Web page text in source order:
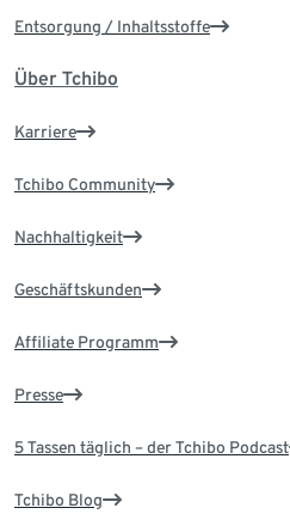
Entsorgung / Inhaltsstoffe
Über Tchibo
Karriere
Tchibo Community
Nachhaltigkeit
Geschäftskunden
Affiliate Programm
Presse
5 Tassen täglich – der Tchibo Podcast
Tchibo Blog